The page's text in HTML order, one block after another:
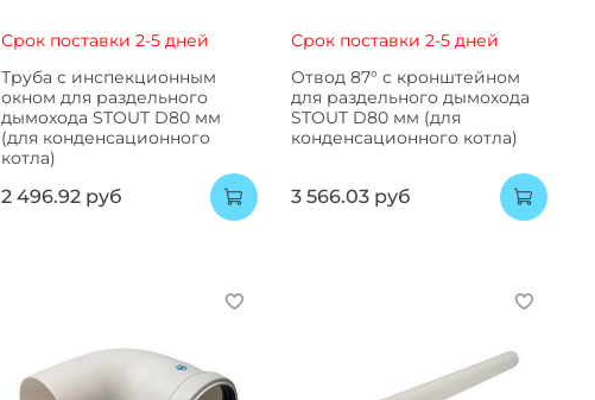
Срок поставки 2-5 дней
Труба с инспекционным
окном для раздельного
дымохода STOUT D80 мм
(для конденсационного
котла)
2 496.92 руб
Срок поставки 2-5 дней
Отвод 87° с кронштейном
для раздельного дымохода
STOUT D80 мм (для
конденсационного котла)
3 566.03 руб